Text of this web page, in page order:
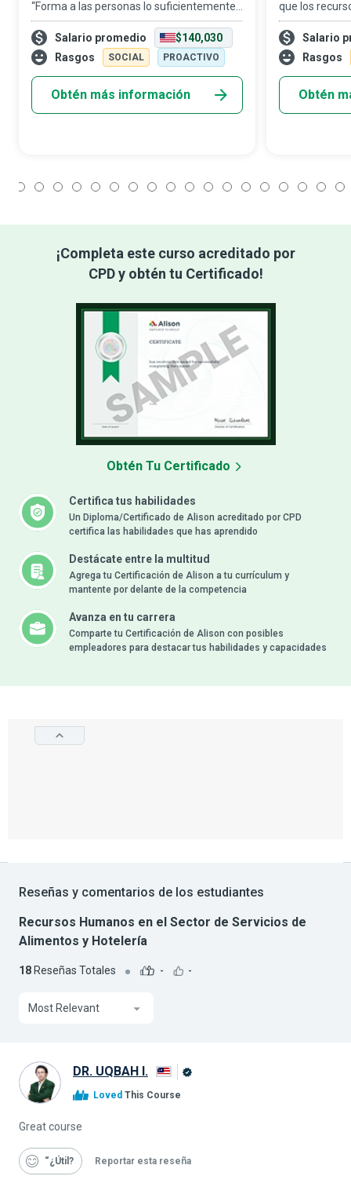
“Forma a las personas lo suficientemente
bien como para que puedan irse. Trátalas
lo suficientemente bien como para que no
quieran hacerlo.” Los gerentes de recu
Salario promedio
$140,030
Rasgos
SOCIAL PROACTIVO
Obtén más información
que los
más valioso,
humanos
Salario
Rasgos
Obtén
¡Completa este curso acreditado por
CPD y obtén tu Certificado!
Certifica tus habilidades
Un Diploma/Certificado de Alison acreditado por CPD
certifica las habilidades que has aprendido
Destácate entre la multitud
Agrega tu Certificación de Alison a tu currículum y
mantente por delante de la competencia
Avanza en tu carrera
Comparte tu Certificación de Alison con posibles
empleadores para destacar tus habilidades y capacidades
Obtén Tu Certificado
Reseñas y comentarios de los estudiantes
Recursos Humanos en el Sector de Servicios de
Alimentos y Hotelería
18 Reseñas Totales - -
Most Relevant
DR. UQBAH I.
Loved This Course
Great course
“¿Útil Reportar esta reseña